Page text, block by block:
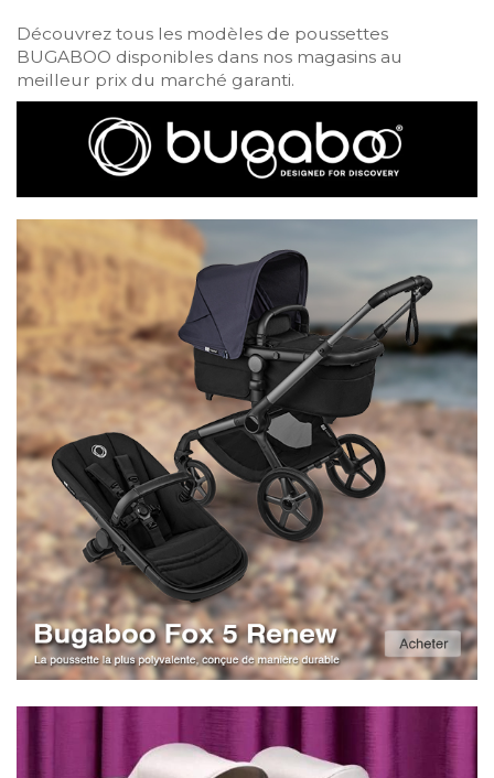
Découvrez tous les modèles de poussettes
BUGABOO disponibles dans nos magasins au
meilleur prix du marché garanti.